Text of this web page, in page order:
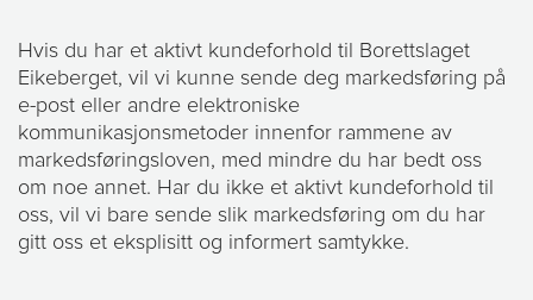
Hvis du har et aktivt kundeforhold til Borettslaget
Eikeberget, vil vi kunne sende deg markedsføring på
e-post eller andre elektroniske
kommunikasjonsmetoder innenfor rammene av
markedsføringsloven, med mindre du har bedt oss
om noe annet. Har du ikke et aktivt kundeforhold til
oss, vil vi bare sende slik markedsføring om du har
gitt oss et eksplisitt og informert samtykke.